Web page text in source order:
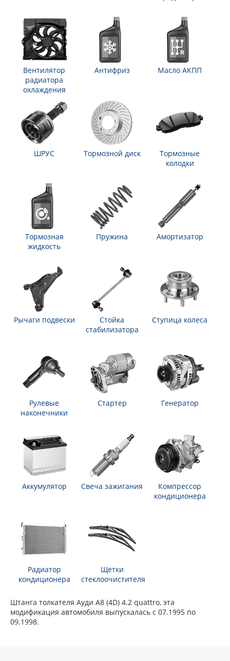
Вентилятор
радиатора
охлаждения
Антифриз Масло АКПП
ШРУС Тормозной диск
Тормозные
колодки
Тормозная
жидкость
Пружина Амортизатор
Рычаги подвески
Стойка
стабилизатора
Ступица колеса
Рулевые
наконечники
Стартер Генератор
Аккумулятор Свеча зажигания
Компрессор
кондиционера
Радиатор
кондиционера
Щетки
стеклоочистителя
Штанга толкателя Ауди А8 (4D) 4.2 quattro, эта
модификация автомобиля выпускалась с 07.1995 по
09.1998.